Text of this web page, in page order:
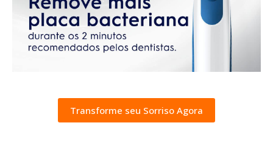
Transforme seu Sorriso Agora